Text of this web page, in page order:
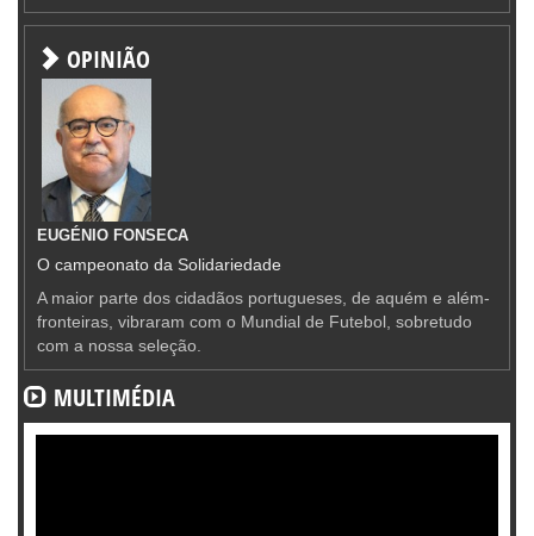
OPINIÃO
EUGÉNIO FONSECA
O campeonato da Solidariedade
A maior parte dos cidadãos portugueses, de aquém e além-
fronteiras, vibraram com o Mundial de Futebol, sobretudo
com a nossa seleção.
MULTIMÉDIA